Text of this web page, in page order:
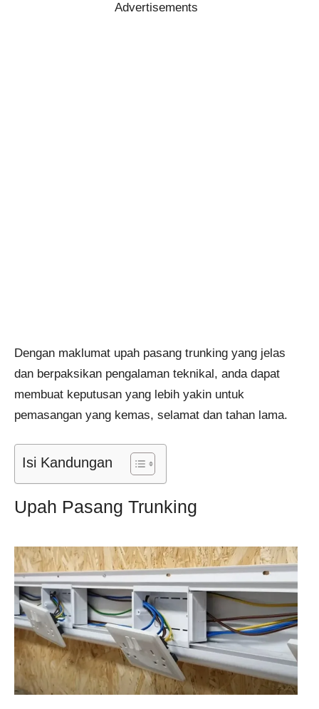
Advertisements
Dengan maklumat upah pasang trunking yang jelas
dan berpaksikan pengalaman teknikal, anda dapat
membuat keputusan yang lebih yakin untuk
pemasangan yang kemas, selamat dan tahan lama.
Isi Kandungan
Upah Pasang Trunking